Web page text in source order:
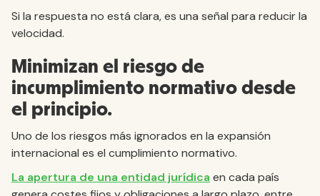
Si la respuesta no está clara, es una señal para reducir la
velocidad.
Minimizan el riesgo de
incumplimiento normativo desde
el principio.
Uno de los riesgos más ignorados en la expansión
internacional es el cumplimiento normativo.
La apertura de una entidad jurídica en cada país